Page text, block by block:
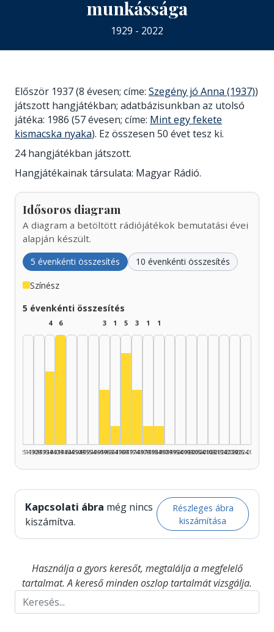
munkássága
1929 - 2022
Először 1937 (8 évesen; címe: Szegény jó Anna (1937))
játszott hangjátékban; adatbázisunkban az utolsó
játéka: 1986 (57 évesen; címe: Mint egy fekete
kismacska nyaka). Ez összesen 50 évet tesz ki.
24 hangjátékban játszott.
Hangjátékainak társulata: Magyar Rádió.
Idősoros diagram
A diagram a betöltött rádiójátékok bemutatási évei
alapján készült.
5 évenkénti összesítés 10 évenkénti összesítés
Színész
5 évenkénti összesítés
1925–1929
1930–1934
4
1935–1939
6
1940–1944
1945–1949
1950–1954
1955–1959
3
Színész, 1960–1964: 3
1960–1964
1
Színész, 1965–1969: 1
1965–1969
5
1970–1974
3
Színész, 1975–1979: 3
1975–1979
1
Színész, 1980–1984: 1
1980–1984
1
Színész, 1985–1989: 1
1985–1989
1990–1994
1995–1999
2000–2004
2005–2009
2010–2014
2015–2019
2020–2024
2025–2026
Kapcsolati ábra még nincs
kiszámítva.
Részleges ábra
kiszámítása
Használja a gyors keresőt, megtalálja a megfelelő
tartalmat. A kereső minden oszlop tartalmát vizsgálja.